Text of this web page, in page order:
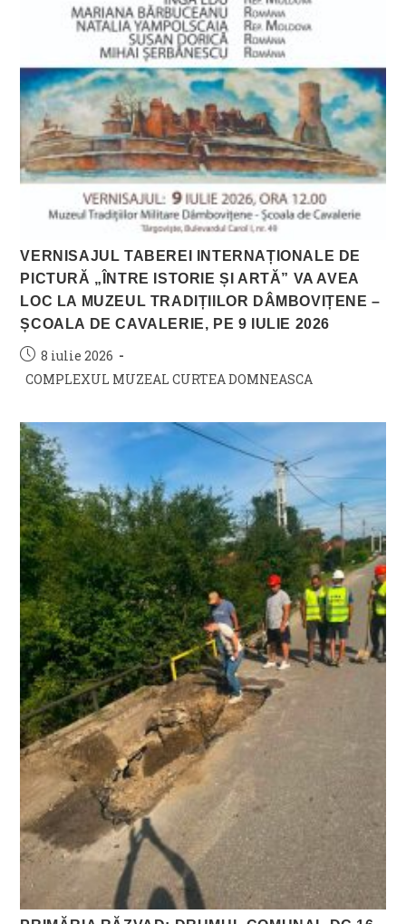
VERNISAJUL TABEREI INTERNAȚIONALE DE
PICTURĂ „ÎNTRE ISTORIE ȘI ARTĂ” VA AVEA
LOC LA MUZEUL TRADIȚIILOR DÂMBOVIȚENE –
ȘCOALA DE CAVALERIE, PE 9 IULIE 2026
Post
published:
8 iulie 2026
Post
COMPLEXUL MUZEAL CURTEA DOMNEASCA